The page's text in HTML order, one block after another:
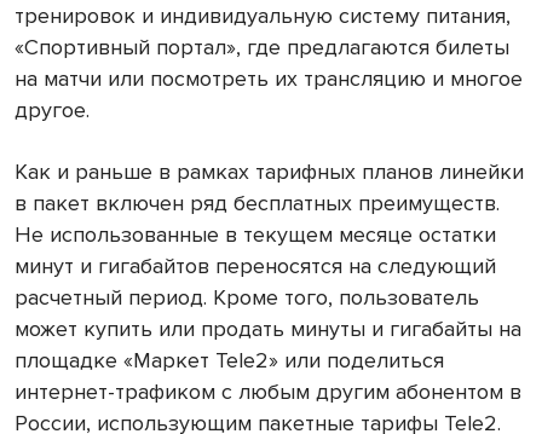
тренировок и индивидуальную систему питания,
«Спортивный портал», где предлагаются билеты
на матчи или посмотреть их трансляцию и многое
другое.
Как и раньше в рамках тарифных планов линейки
в пакет включен ряд бесплатных преимуществ.
Не использованные в текущем месяце остатки
минут и гигабайтов переносятся на следующий
расчетный период. Кроме того, пользователь
может купить или продать минуты и гигабайты на
площадке «Маркет Tele2» или поделиться
интернет-трафиком с любым другим абонентом в
России, использующим пакетные тарифы Tele2.